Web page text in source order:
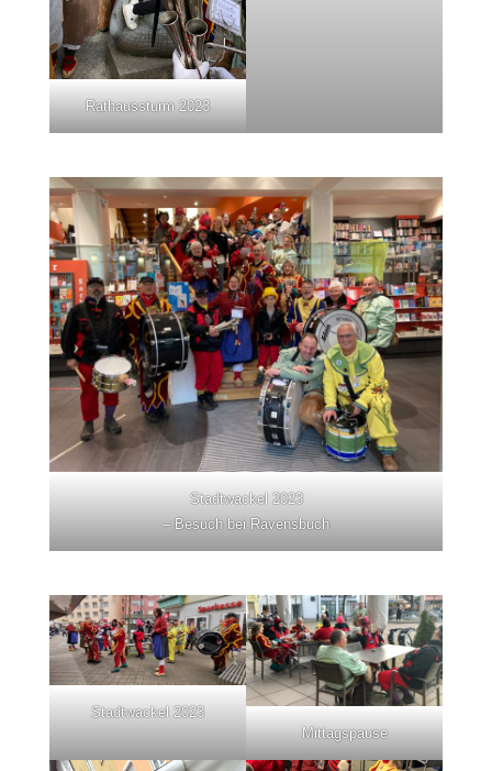
Rathaussturm 2023
Stadtwackel 2023
– Besuch bei Ravensbuch
Stadtwackel 2023
Mittagspause